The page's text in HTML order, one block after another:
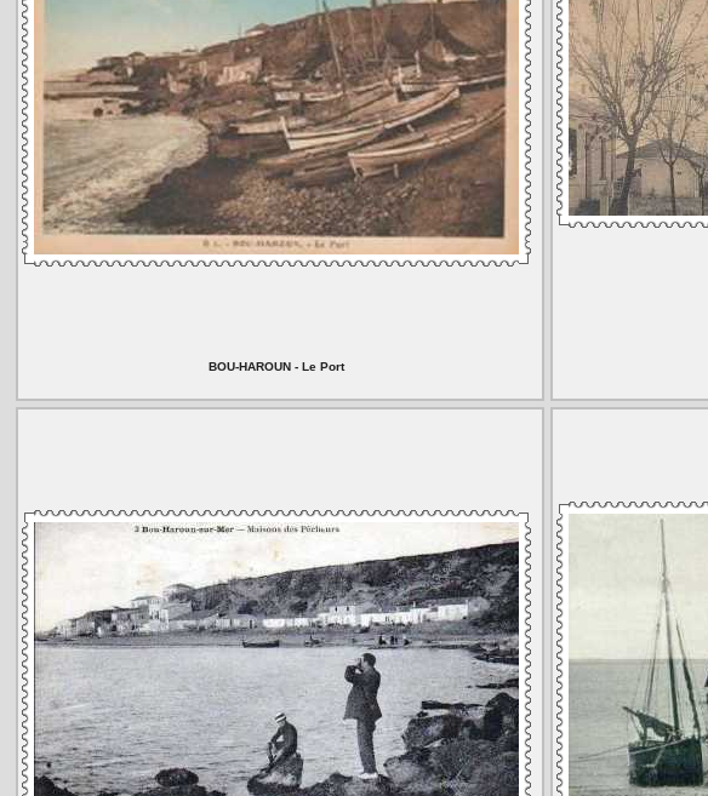
BOU-HAROUN - Le Port